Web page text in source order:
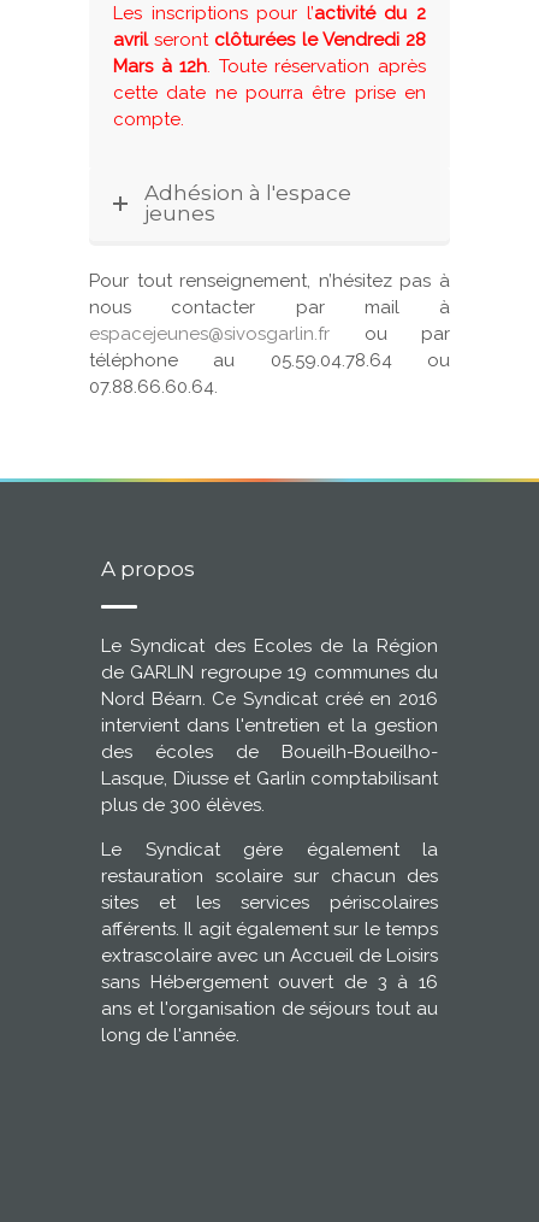
Les inscriptions pour l’activité du 2
avrilseront clôturées le Vendredi 28
Mars à 12h. Toute réservation après
cette date ne pourra être prise en
compte.
Adhésion à l'espace
jeunes
Pour tout renseignement, n’hésitez pas à
nous contacter par mail à
espacejeunes@sivosgarlin.fr ou par
téléphone au 05.59.04.78.64 ou
07.88.66.60.64.
A propos
Le Syndicat des Ecoles de la Région
de GARLIN regroupe 19 communes du
Nord Béarn. Ce Syndicat créé en 2016
intervient dans l'entretien et la gestion
des écoles de Boueilh-Boueilho-
Lasque, Diusse et Garlin comptabilisant
plus de 300 élèves.
Le Syndicat gère également la
restauration scolaire sur chacun des
sites et les services périscolaires
afférents. Il agit également sur le temps
extrascolaire avec un Accueil de Loisirs
sans Hébergement ouvert de 3 à 16
ans et l'organisation de séjours tout au
long de l'année.